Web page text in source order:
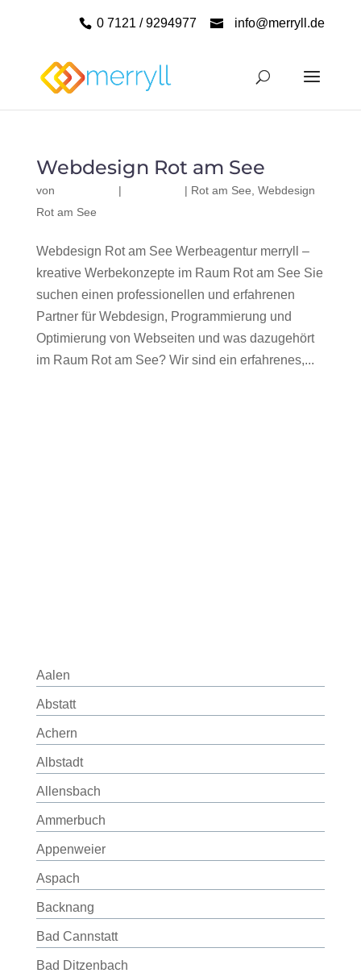
0 7121 / 9294977 info@merryll.de
Webdesign Rot am See
von | | Rot am See Webdesign
Rot am See
Webdesign Rot am See Werbeagentur merryll –
kreative Werbekonzepte im Raum Rot am See Sie
suchen einen professionellen und erfahrenen
Partner für Webdesign, Programmierung und
Optimierung von Webseiten und was dazugehört
im Raum Rot am See? Wir sind ein erfahrenes,...
Aalen
Abstatt
Achern
Albstadt
Allensbach
Ammerbuch
Appenweier
Aspach
Backnang
Bad Cannstatt
Bad Ditzenbach